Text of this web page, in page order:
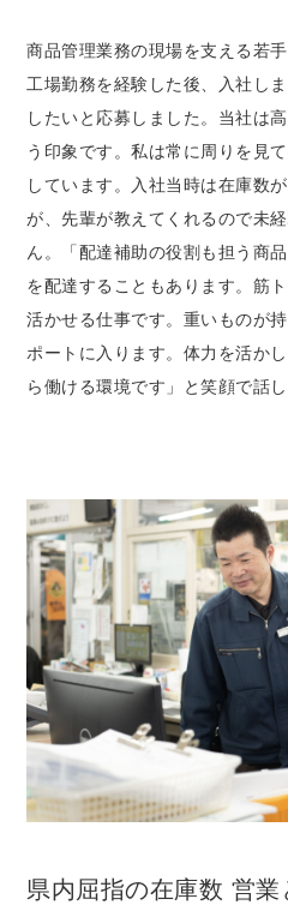
商品管理業務の現場を支える若
工場勤務を経験した後、入社し
したいと応募しました。当社は
う印象です。私は常に周りを見
しています。入社当時は在庫数
が、先輩が教えてくれるので未
ん。「配達補助の役割も担う商
を配達することもあります。筋
活かせる仕事です。重いものが
ポートに入ります。体力を活か
ら働ける環境です」と笑顔で話し
県内屈指の在庫数 営